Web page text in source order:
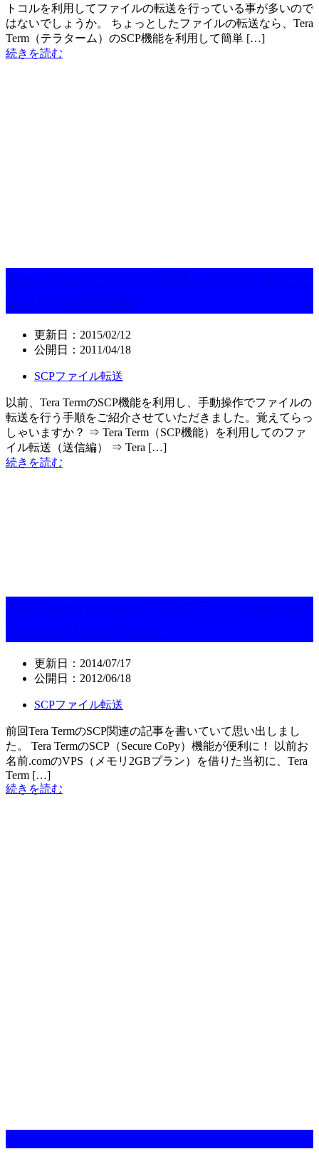
トコルを利用してファイルの転送を行っている事が多いので
はないでしょうか。 ちょっとしたファイルの転送なら、Tera
Term（テラターム）のSCP機能を利用して簡単 […]
続きを読む
更新日： 2015/02/12
公開日： 2011/04/18
SCPファイル転送
以前、Tera TermのSCP機能を利用し、手動操作でファイルの
転送を行う手順をご紹介させていただきました。覚えてらっ
しゃいますか？ ⇒ Tera Term（SCP機能）を利用してのファ
イル転送（送信編） ⇒ Tera […]
続きを読む
更新日： 2014/07/17
公開日： 2012/06/18
SCPファイル転送
前回Tera TermのSCP関連の記事を書いていて思い出しまし
た。 Tera TermのSCP（Secure CoPy）機能が便利に！ 以前お
名前.comのVPS（メモリ2GBプラン）を借りた当初に、Tera
Term […]
続きを読む